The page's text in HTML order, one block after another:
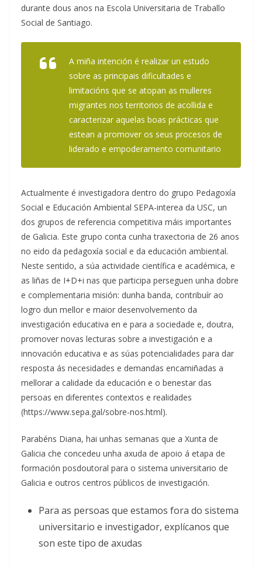
durante dous anos na Escola Universitaria de Traballo
Social de Santiago.
A miña intención é realizar un estudo
sobre as principais dificultades e
limitacións que se atopan as mulleres
migrantes nos territorios de acollida e
caracterizar aquelas boas prácticas que
estean a promover os seus procesos de
liderado e empoderamento comunitario
Actualmente é investigadora dentro do grupo Pedagoxía
Social e Educación Ambiental SEPA-interea da USC, un
dos grupos de referencia competitiva máis importantes
de Galicia. Este grupo conta cunha traxectoria de 26 anos
no eido da pedagoxía social e da educación ambiental.
Neste sentido, a súa actividade científica e académica, e
as liñas de I+D+i nas que participa perseguen unha dobre
e complementaria misión: dunha banda, contribuír ao
logro dun mellor e maior desenvolvemento da
investigación educativa en e para a sociedade e, doutra,
promover novas lecturas sobre a investigación e a
innovación educativa e as súas potencialidades para dar
resposta ás necesidades e demandas encamiñadas a
mellorar a calidade da educación e o benestar das
persoas en diferentes contextos e realidades
(https://www.sepa.gal/sobre-nos.html).
Parabéns Diana, hai unhas semanas que a Xunta de
Galicia che concedeu unha axuda de apoio á etapa de
formación posdoutoral para o sistema universitario de
Galicia e outros centros públicos de investigación.
Para as persoas que estamos fora do sistema
universitario e investigador, explícanos que
son este tipo de axudas